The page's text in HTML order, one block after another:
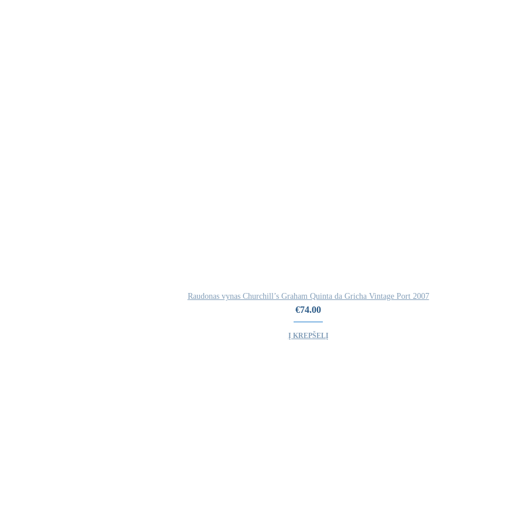
Raudonas vynas Churchill’s Graham Quinta da Gricha Vintage Port 2007
€74.00
Į KREPŠELĮ